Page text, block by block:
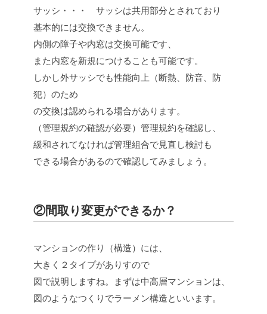
サッシ・・・ サッシは共用部分とされており
基本的には交換できません。
内側の障子や内窓は交換可能です、
また内窓を新規につけることも可能です。
しかし外サッシでも性能向上（断熱、防音、防
犯）のため
の交換は認められる場合があります。
（管理規約の確認が必要）管理規約を確認し、
緩和されてなければ管理組合で見直し検討も
できる場合があるので確認してみましょう。
②間取り変更ができるか？
マンションの作り（構造）には、
大きく２タイプがありすので
図で説明しますね。まずは中高層マンションは、
図のようなつくりでラーメン構造といいます。